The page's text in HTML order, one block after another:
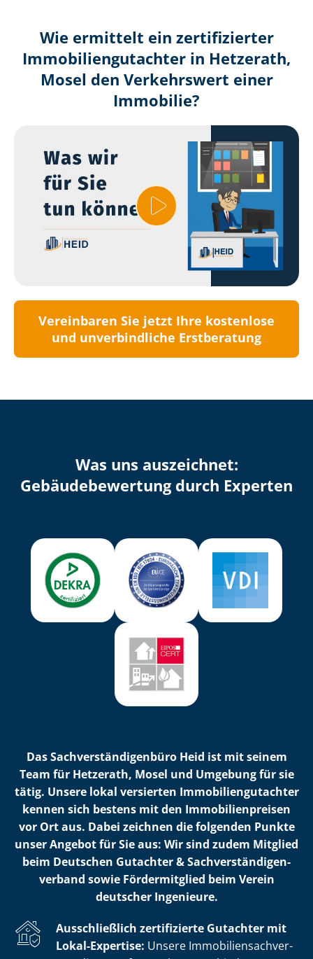
Wie ermittelt ein zertifizierter
Immobilien­gutachter in Hetzerath,
Mosel den Verkehrswert einer
Immobilie?
Vereinbaren Sie jetzt Ihre kostenlose
und unverbindliche Erstberatung
Was uns auszeichnet:
Ge­bäu­de­be­wer­tung durch Experten
Das Sach­ver­stän­di­gen­bü­ro Heid ist mit seinem
Team für Hetzerath, Mosel und Umgebung für sie
tätig. Unsere lokal versierten Im­mo­bi­li­en­gut­ach­ter
kennen sich bestens mit den Im­mo­bi­li­en­prei­sen
vor Ort aus. Dabei zeichnen die folgenden Punkte
unser Angebot für Sie aus: Wir sind zudem Mitglied
beim Deutschen Gutachter & Sach­ver­stän­di­gen­
ver­band sowie Fördermitglied beim Verein
deutscher Ingenieure.
Ausschließlich zertifizierte Gutachter mit
Lokal-Expertise: Unsere Im­mo­bi­li­en­sach­ver­